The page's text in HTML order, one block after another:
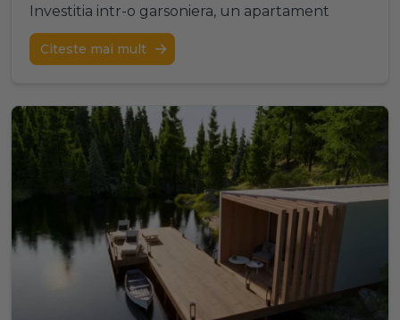
Investitia intr-o garsoniera, un apartament
Citeste mai mult